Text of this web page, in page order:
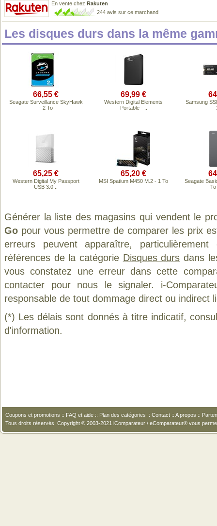
En vente chez Rakuten
244 avis sur ce marchand
Les disques durs dans la même
66,55 €
Seagate Surveillance SkyHawk
- 2 To
69,99 €
Western Digital Elements
Portable - ..
Samsung
65,25 €
Western Digital My Passport
USB 3.0 ..
65,20 €
MSI Spatium M450 M.2 - 1 To
Seagate
To
Générer la liste des magasins qui vendent le
Go pour vous permettre de comparer les prix
erreurs peuvent apparaître,
références de la catégorie Disques durs dans
vous constatez une erreur dans cette
contacter pour nous le signaler. i-
responsable de tout dommage direct ou indirect
(*) Les délais sont donnés à titre indicatif,
d'information.
Coupons et promotions :: FAQ et aide :: Plan des catégories :: Contact :: A propos ::
Tous droits réservés. Copyright © 2003-2021 iComparateur / eComparateur® vous